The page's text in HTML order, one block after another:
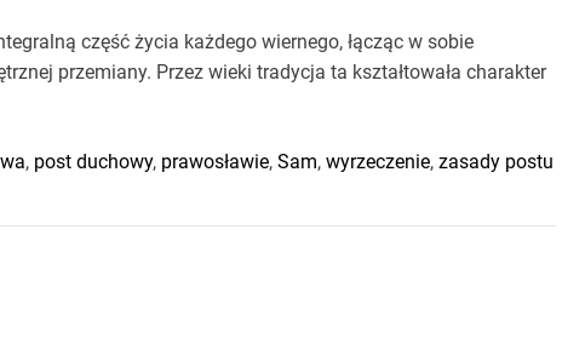
część życia każdego wiernego, łącząc w sobie
przemiany. Przez wieki tradycja ta kształtowała charakter
, post duchowy, prawosławie, Sam, wyrzeczenie, zasady postu